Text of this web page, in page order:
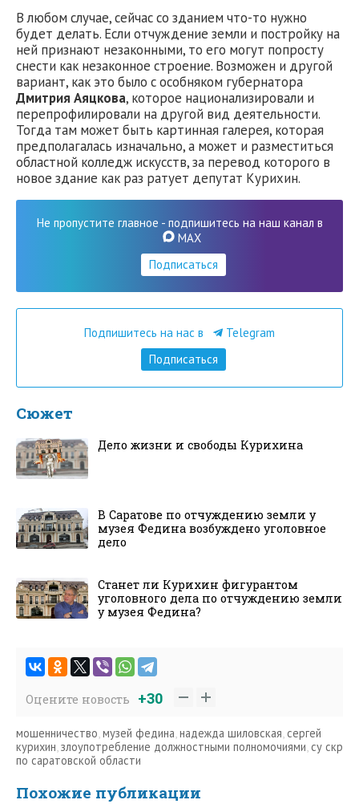
В любом случае, сейчас со зданием что-то нужно
будет делать. Если отчуждение земли и постройку на
ней признают незаконными, то его могут попросту
снести как незаконное строение. Возможен и другой
вариант, как это было с особняком губернатора
Дмитрия Аяцкова, которое национализировали и
перепрофилировали на другой вид деятельности.
Тогда там может быть картинная галерея, которая
предполагалась изначально, а может и разместиться
областной колледж искусств, за перевод которого в
новое здание как раз ратует депутат Курихин.
Не пропустите главное - подпишитесь на наш канал в
MAX
Подписаться
Подпишитесь на нас в
Telegram
Подписаться
Сюжет
Дело жизни и свободы Курихина
В Саратове по отчуждению земли у
музея Федина возбуждено уголовное
дело
Станет ли Курихин фигурантом
уголовного дела по отчуждению земли
у музея Федина?
Оцените новость +30
мошенничество,музей федина,надежда шиловская, сергей
курихин,злоупотребление должностными полномочиями, су скр
по саратовской области
Похожие публикации